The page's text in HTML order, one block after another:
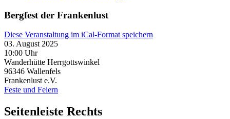
Bergfest der Frankenlust
Diese Veranstaltung im iCal-Format speichern
03. August 2025
10:00 Uhr
Wanderhütte Herrgottswinkel
96346 Wallenfels
Frankenlust e.V.
Feste und Feiern
Seitenleiste Rechts